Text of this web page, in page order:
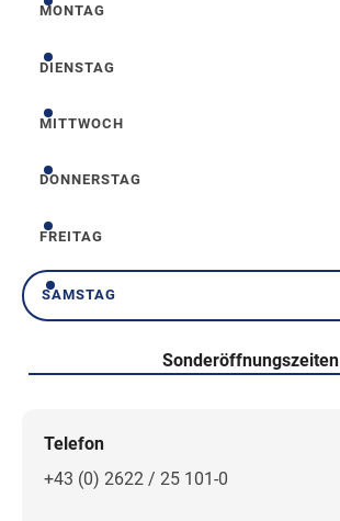
Montag
MONTAG
Dienstag
DIENSTAG
Mittwoch
MITTWOCH
Donnerstag
DONNERSTAG
Freitag
FREITAG
Samstag
SAMSTAG
Sonderöffnungszeiten
Telefon
+43 (0) 2622 / 25 101-0